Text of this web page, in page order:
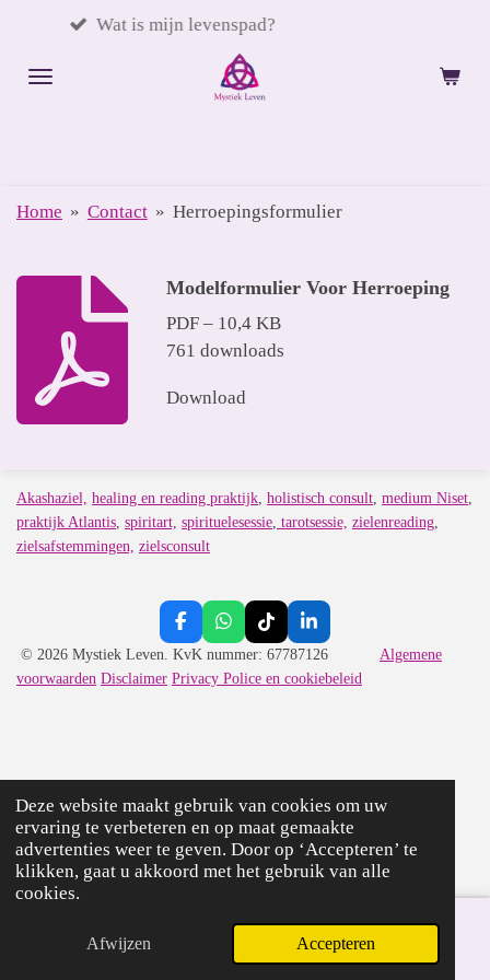
Deze website maakt gebruik van cookies om uw
ervaring te verbeteren en op maat gemaakte
advertenties weer te geven. Door op ‘Accepteren’ te
klikken, gaat u akkoord met het gebruik van alle
cookies.
Afwijzen Accepteren
naar
mijn levenspad?
Home » Contact » Herroepingsformulier
Modelformulier Voor Herroeping
PDF – 10,4 KB
761 downloads
Download
Akashaziel, healing en reading praktijk, holistisch consult, medium Niset,
praktijk Atlantis, spiritart, spirituelesessie, tarotsessie, zielenreading,
zielsafstemmingen, zielsconsult
F
a
e
W
h
a
t
T
i
T
L
i
n
k
© 2026 Mystiek Leven. KvK nummer: 67787126 Algemene
voorwaarden Disclaimer Privacy Police en cookiebeleid
E-mailadres WhatsApp